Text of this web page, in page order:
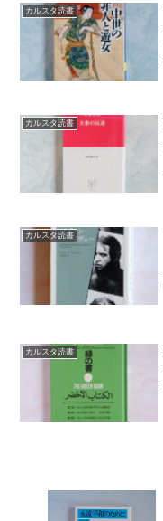
カルスタ読書
カルスタ読書
カルスタ読書
カルスタ読書